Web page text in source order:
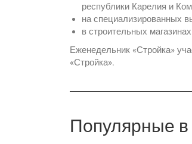
республики Карелия и
на специализированных
в строительных
Еженедельник «Стройка»
«Стройка».
Популярные в